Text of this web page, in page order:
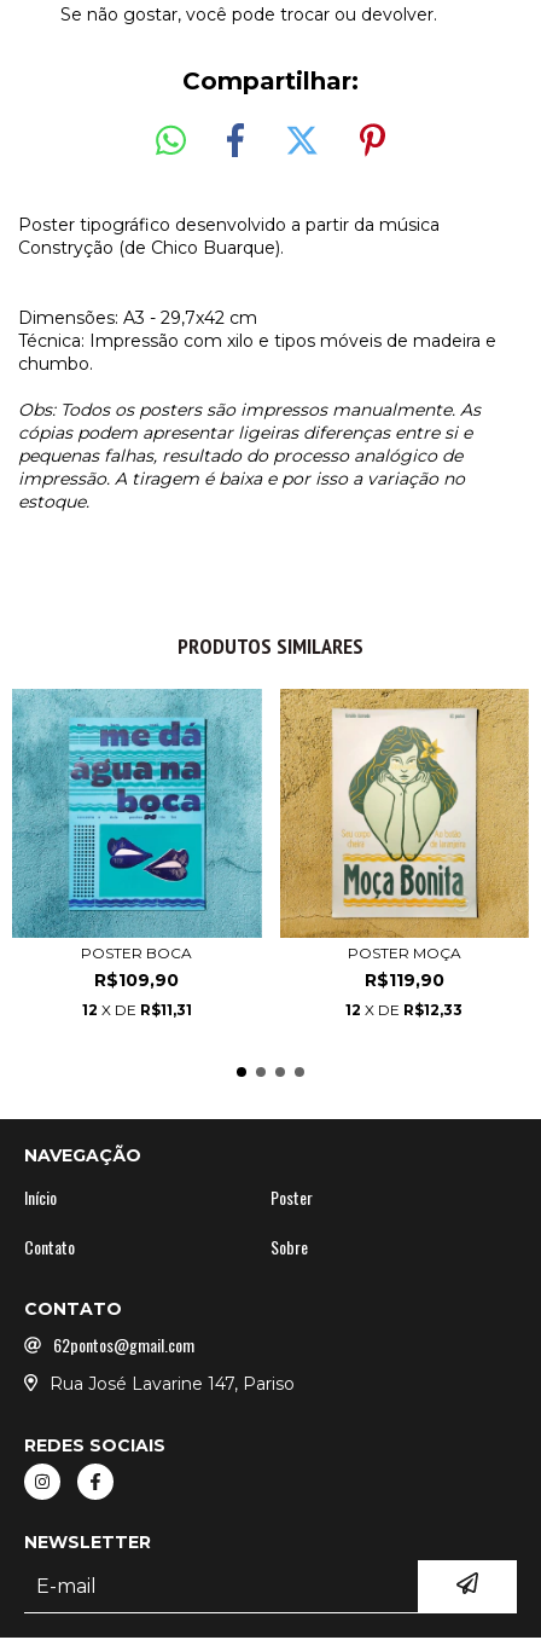
Se não gostar, você pode trocar ou devolver.
Compartilhar:
Poster tipográfico desenvolvido a partir da música
Constryção (de Chico Buarque).
Dimensões: A3 - 29,7x42 cm
Técnica: Impressão com xilo e tipos móveis de madeira e
chumbo.
Obs: Todos os posters são impressos manualmente. As
cópias podem apresentar ligeiras diferenças entre si e
pequenas falhas, resultado do processo analógico de
impressão. A tiragem é baixa e por isso a variação no
estoque.
PRODUTOS SIMILARES
POSTER BOCA
R$109,90
12 X DE R$11,31
POSTER MOÇA
R$119,90
12 X DE R$12,33
NAVEGAÇÃO
Início
Poster
Contato
Sobre
CONTATO
62pontos@gmail.com
Rua José Lavarine 147, Pariso
REDES SOCIAIS
NEWSLETTER